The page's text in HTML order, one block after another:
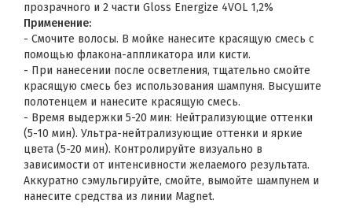
прозрачного и 2 части Gloss Energize 4VOL 1,2%
Применение:
- Смочите волосы. В мойке нанесите красящую смесь с
помощью флакона-аппликатора или кисти.
- При нанесении после осветления, тщательно смойте
красящую смесь без использования шампуня. Высушите
полотенцем и нанесите красящую смесь.
- Время выдержки 5-20 мин: Нейтрализующие оттенки
(5-10 мин). Ультра-нейтрализующие оттенки и яркие
цвета (5-20 мин). Контролируйте визуально в
зависимости от интенсивности желаемого результата.
Аккуратно сэмульгируйте, смойте, вымойте шампунем и
нанесите средства из линии Magnet.